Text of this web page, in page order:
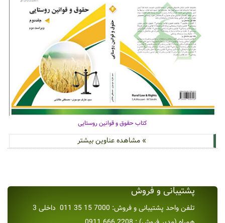
کتاب حقوق و قوانین روستایی
» مشاهده عناوین بیشتر
پشتیبانی و فروش
تلفن واحد پشتیبانی و فروش: 7000 15 35 011 داخلی 3